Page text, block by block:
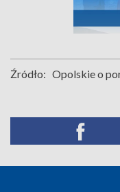
Źródło: Opolskie o